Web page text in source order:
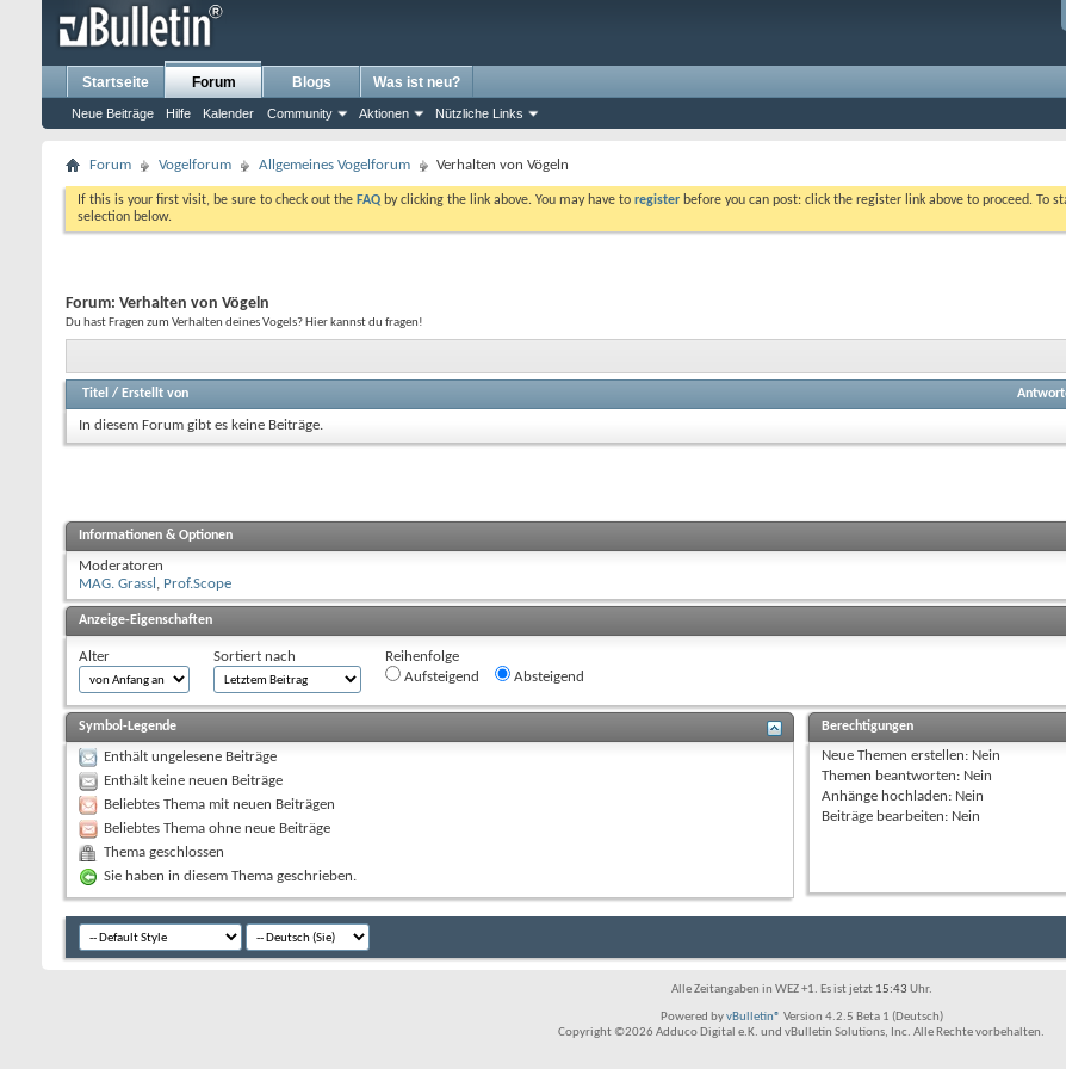
Startseite Forum
Neue Beiträge Hilfe Kalender Community Aktionen Nützliche Links
Blogs Was ist neu?
Forum Vogelforum Allgemeines Vogelforum Verhalten von Vögeln
If this is your first visit, be sure to check out the FAQ by clicking the link above. You may have to register before you can post: click the register link above to proceed.
selection below.
Forum: Verhalten von Vögeln
Du hast Fragen zum Verhalten deines Vogels? Hier kannst du fragen!
Titel / Erstellt von
In diesem Forum gibt es keine Beiträge.
Informationen & Optionen
Moderatoren
MAG. Grassl , Prof.Scope
Anzeige-Eigenschaften
Alter Sortiert nach
Reihenfolge
Aufsteigend
Absteigend
Symbol-Legende
Enthält ungelesene Beiträge
Enthält keine neuen Beiträge
Beliebtes Thema mit neuen Beiträgen
Beliebtes Thema ohne neue Beiträge
Thema geschlossen
Sie haben in diesem Thema geschrieben.
Berechtigungen
Neue Themen erstellen: Nein
Themen beantworten: Nein
Anhänge hochladen: Nein
Beiträge bearbeiten: Nein
Alle Zeitangaben in WEZ +1. Es ist jetzt 15:43 Uhr.
Powered byvBulletin® Version 4.2.5 Beta 1 (Deutsch)
Copyright ©2026 Adduco Digital e.K. und vBulletin Solutions, Inc. Alle Rechte vorbehalten.